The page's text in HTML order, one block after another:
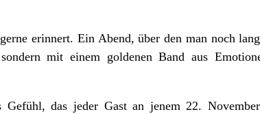
erinnert. Ein Abend, über den man noch
mit einem goldenen Band aus
das jeder Gast an jenem 22.